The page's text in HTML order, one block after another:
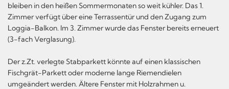
bleiben in den heißen Sommermonaten so weit kühler. Das 1.
Zimmer verfügt über eine Terrassentür und den Zugang zum
Loggia-Balkon. Im 3. Zimmer wurde das Fenster bereits erneuert
(3-fach Verglasung).
Der z.Zt. verlegte Stabparkett könnte auf einen klassischen
Fischgrät-Parkett oder moderne lange Riemendielen
umgeändert werden. Ältere Fenster mit Holzrahmen u.